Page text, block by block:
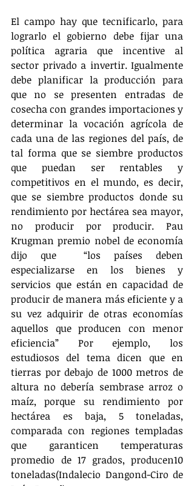
El campo hay que tecnificarlo, para
lograrlo el gobierno debe fijar una
política agraria que incentive al
sector privado a invertir. Igualmente
debe planificar la producción para
que no se presenten entradas de
cosecha con grandes importaciones y
determinar la vocación agrícola de
cada una de las regiones del país, de
tal forma que se siembre productos
que puedan ser rentables y
competitivos en el mundo, es decir,
que se siembre productos donde su
rendimiento por hectárea sea mayor,
no producir por producir. Pau
Krugman premio nobel de economía
dijo que  “los países deben
especializarse en los bienes y
servicios que están en capacidad de
producir de manera más eficiente y a
su vez adquirir de otras economías
aquellos que producen con menor
eficiencia” Por ejemplo, los
estudiosos del tema dicen que en
tierras por debajo de 1000 metros de
altura no debería sembrase arroz o
maíz, porque su rendimiento por
hectárea es baja, 5 toneladas,
comparada con regiones templadas
que garanticen temperaturas
promedio de 17 grados, producen10
toneladas(Indalecio Dangond-Ciro de